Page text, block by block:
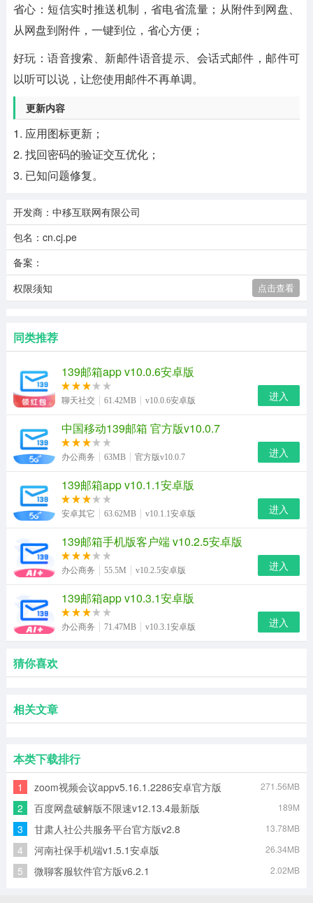
省心：短信实时推送机制，省电省流量；从附件到网盘、
从网盘到附件，一键到位，省心方便；
好玩：语音搜索、新邮件语音提示、会话式邮件，邮件可
以听可以说，让您使用邮件不再单调。
更新内容
1. 应用图标更新；
2. 找回密码的验证交互优化；
3. 已知问题修复。
开发商：中移互联网有限公司
包名：cn.cj.pe
备案：
权限须知
点击查看
同类推荐
139邮箱app v10.0.6安卓版
聊天社交 61.42MB v10.0.6安卓版 进入
中国移动139邮箱 官方版v10.0.7
办公商务 63MB 官方版v10.0.7 进入
139邮箱app v10.1.1安卓版
安卓其它 63.62MB v10.1.1安卓版 进入
139邮箱手机版客户端 v10.2.5安卓版
办公商务 55.5M v10.2.5安卓版 进入
139邮箱app v10.3.1安卓版
办公商务 71.47MB v10.3.1安卓版 进入
猜你喜欢
相关文章
本类下载排行
1 zoom视频会议appv5.16.1.2286安卓官方版 271.56MB
2 百度网盘破解版不限速v12.13.4最新版 189M
3 甘肃人社公共服务平台官方版v2.8 13.78MB
4 河南社保手机端v1.5.1安卓版 26.34MB
5 微聊客服软件官方版v6.2.1 2.02MB